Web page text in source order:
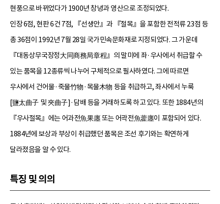
현풍으로 바뀌었다가 1900년 창녕과 영산으로 조정되었다.
인장 6점, 현판 6건 7점, 『선생안』과 『절목』을 포함한 전적류 23점 등
총 36점이 1992년 7월 28일 국가민속문화재로 지정되었다. 그 가운데
『대동상무국장정大同商務局章程』의 말미에 좌·우사에서 취급할 수
있는 품목을 12종류씩 나누어 구체적으로 필사하였다. 그에 따르면
우사에서 건어물·죽물竹物·목물木物 등을 취급하고, 좌사에서 누룩
[鹽太曲子 및 夾曲子]·담배 등을 거래하도록 하고 있다. 또한 1884년의
『우사절목』에는 어과전魚果廛 또는 어곽전魚藿廛이 포함되어 있다.
1884년에 보상과 부상이 취급했던 품목은 조선 후기와는 확연하게
달라졌음을 알 수 있다.
특징 및 의의